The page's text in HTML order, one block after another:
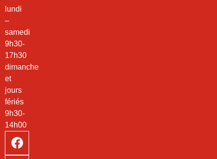
lundi
–
samedi
9h30-
17h30
dimanche
et
jours
fériés
9h30-
14h00